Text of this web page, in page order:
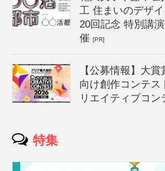
工 住まいのデザ
20回記念 特別講
催[PR]
【公募情報】大
向け創作コンテス
リエイティブコン
特集